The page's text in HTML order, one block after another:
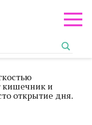
кишечник и
открытие дня.